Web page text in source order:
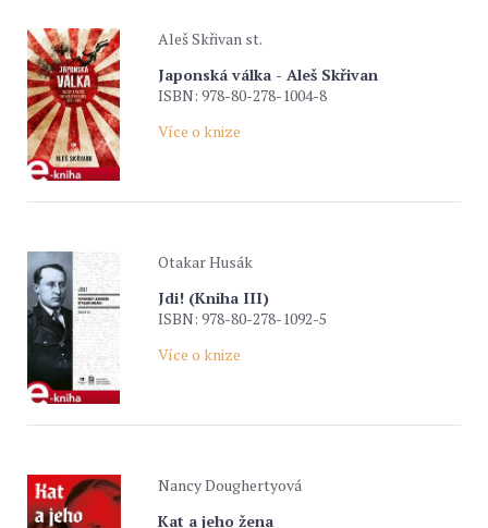
Aleš Skřivan st.
Japonská válka - Aleš Skřivan
ISBN: 978-80-278-1004-8
Více o knize
Otakar Husák
Jdi! (Kniha III)
ISBN: 978-80-278-1092-5
Více o knize
Nancy Doughertyová
Kat a jeho žena